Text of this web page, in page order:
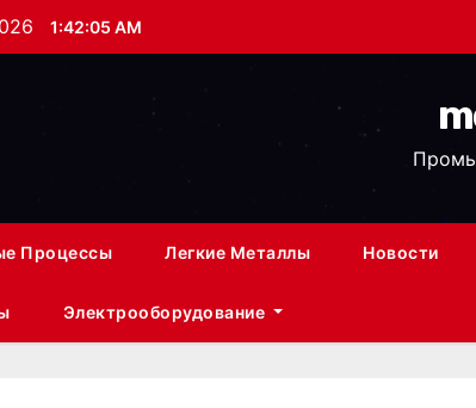
1:42:06 AM
Процессы Легкие Металлы Новости
Электрооборудование